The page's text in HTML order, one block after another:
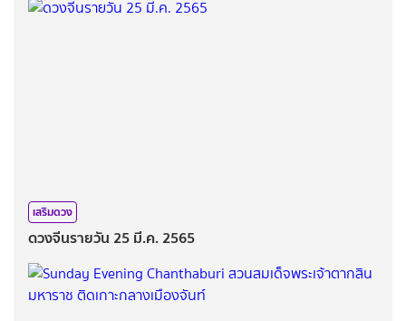
เสริมดวง
ดวงจีนรายวัน 25 มี.ค. 2565